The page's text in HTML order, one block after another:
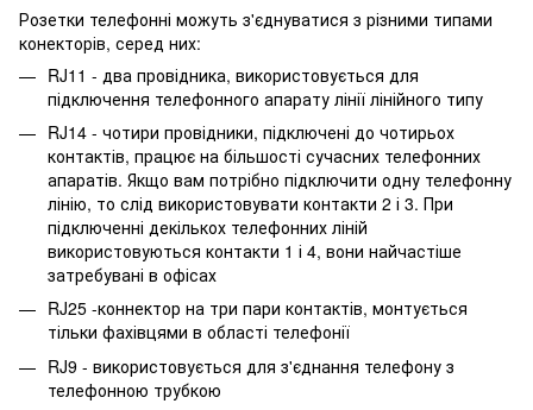
Розетки телефонні можуть з'єднуватися з різними типами
конекторів, серед них:
RJ11 - два провідника, використовується для
підключення телефонного апарату лінії лінійного типу
RJ14 - чотири провідники, підключені до чотирьох
контактів, працює на більшості сучасних телефонних
апаратів. Якщо вам потрібно підключити одну телефонну
лінію, то слід використовувати контакти 2 і 3. При
підключенні декількох телефонних ліній
використовуються контакти 1 і 4, вони найчастіше
затребувані в офісах
RJ25 -коннектор на три пари контактів, монтується
тільки фахівцями в області телефонії
RJ9 - використовується для з'єднання телефону з
телефонною трубкою